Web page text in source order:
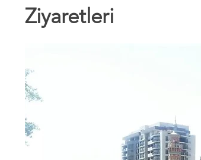
Ziyaretleri